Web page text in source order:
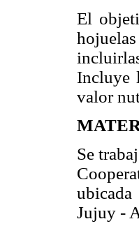
El
Incluye
valor
Se
Jujuy -